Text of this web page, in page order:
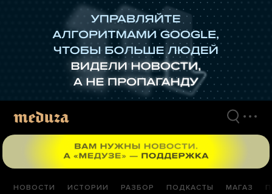
НОВОСТИ ИСТОРИИ РАЗБОР ПОДКАСТЫ МАГАЗ